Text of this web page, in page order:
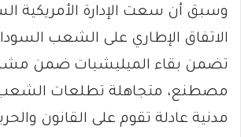
‏وسبق أن سعت الإدارة الأمريكية
الاتفاق الإطاري على الشعب
تضمن بقاء الميليشيات ضمن
مصطنع، متجاهلة تطلعات الشعب
مدنية عادلة تقوم على القانون